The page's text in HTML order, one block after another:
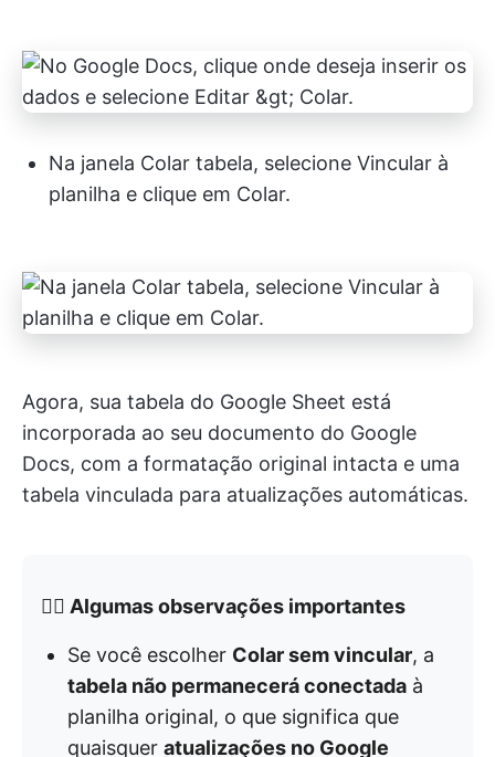
Na janela Colar tabela, selecione Vincular à
planilha e clique em Colar.
Agora, sua tabela do Google Sheet está
incorporada ao seu documento do Google
Docs, com a formatação original intacta e uma
tabela vinculada para atualizações automáticas.
👉🏻 Algumas observações importantes
Se você escolher Colar sem vincular, a
tabela não permanecerá conectada à
planilha original, o que significa que
quaisquer atualizações no Google